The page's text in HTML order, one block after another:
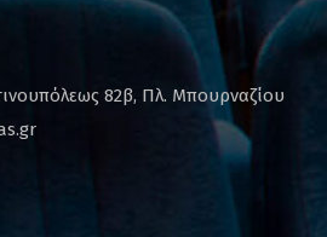
82β, Πλ. Μπουρναζίου